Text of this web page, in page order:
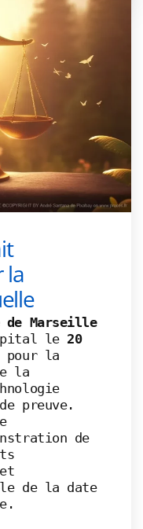
la
Marseille
le 20
pour la
la
preuve.
de
de la date